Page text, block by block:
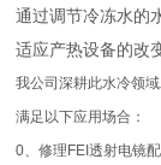
通过调节冷冻水的
适应产热设备的改
我公司深耕此水冷领
满足以下应用场合：
0、修理FEI透射电镜